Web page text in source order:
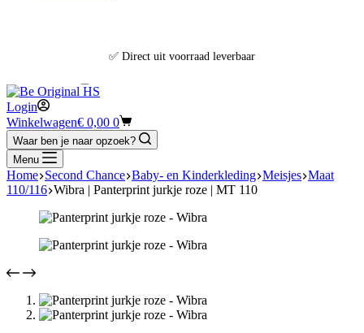
✅ Direct uit voorraad leverbaar
🚚 Gratis verzending vanaf €30,- (NL & BE)
📦 Voor 13:00u besteld = vandaag verzonden
Login
Winkelwagen€ 0,00 0
Waar ben je naar opzoek?
Menu
Home Second Chance Baby- en Kinderkleding Meisjes Maat
110/116 Wibra | Panterprint jurkje roze | MT 110